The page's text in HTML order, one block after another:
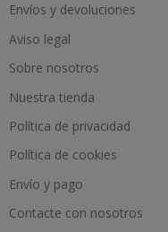
Envíos y devoluciones
Aviso legal
Sobre nosotros
Nuestra tienda
Política de privacidad
Política de cookies
Envío y pago
Contacte con nosotros